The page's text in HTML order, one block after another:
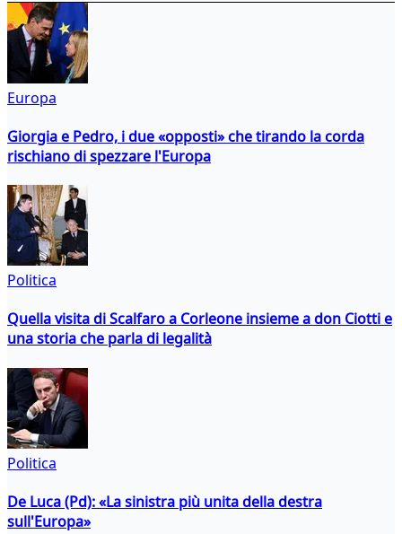
Europa
Giorgia e Pedro, i due «opposti» che tirando la corda
rischiano di spezzare l'Europa
Politica
Quella visita di Scalfaro a Corleone insieme a don Ciotti e
una storia che parla di legalità
Politica
De Luca (Pd): «La sinistra più unita della destra
sull'Europa»